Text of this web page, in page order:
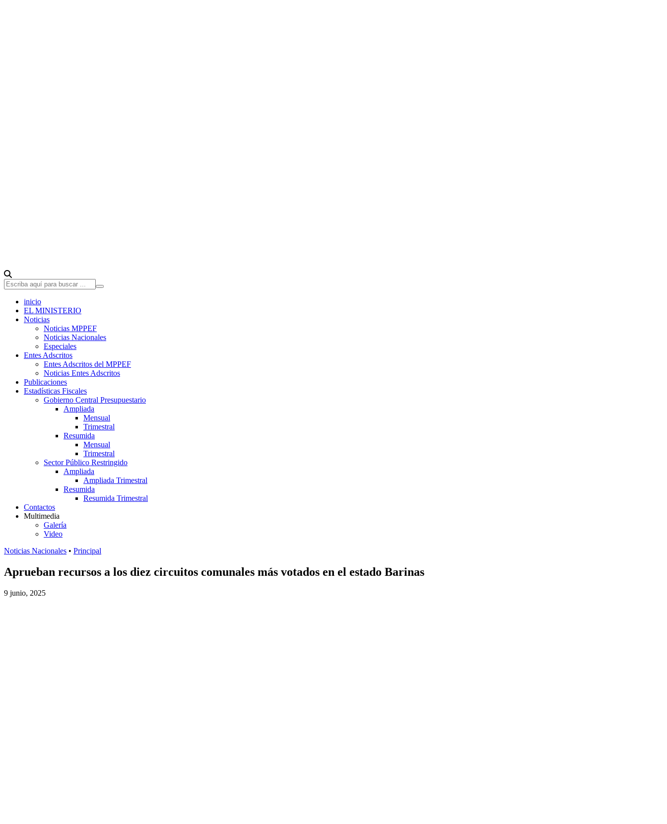
inicio
EL MINISTERIO
Noticias
Noticias MPPEF
Noticias Nacionales
Especiales
Entes Adscritos
Entes Adscritos del MPPEF
Noticias Entes Adscritos
Publicaciones
Estadísticas Fiscales
Gobierno Central Presupuestario
Ampliada
Mensual
Trimestral
Resumida
Mensual
Trimestral
Sector Público Restringido
Ampliada
Ampliada Trimestral
Resumida
Resumida Trimestral
Contactos
Multimedia
Galería
Video
Noticias Nacionales • Principal
Aprueban recursos a los diez circuitos comunales más votados en el estado Barinas
9 junio, 2025